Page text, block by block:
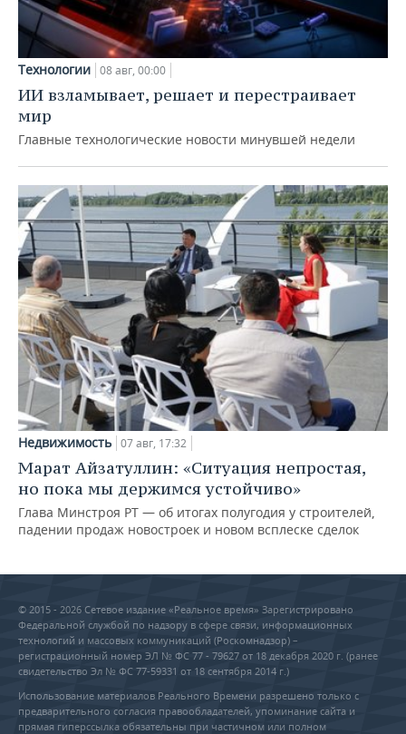
Технологии 08 авг, 00:00
ИИ взламывает, решает и перестраивает
мир
Главные технологические новости минувшей недели
Недвижимость 07 авг, 17:32
Марат Айзатуллин: «Ситуация непростая,
но пока мы держимся устойчиво»
Глава Минстроя РТ — об итогах полугодия у строителей,
падении продаж новостроек и новом всплеске сделок
© 2015 - 2026 Сетевое издание «Реальное время» Зарегистрировано
Федеральной службой по надзору в сфере связи, информационных
технологий и массовых коммуникаций (Роскомнадзор) –
регистрационный номер ЭЛ № ФС 77 - 79627 от 18 декабря 2020 г. (ранее
свидетельство Эл № ФС 77-59331 от 18 сентября 2014 г.)
Использование материалов Реального Времени разрешено только с
предварительного согласия правообладателей, упоминание сайта и
прямая гиперссылка обязательны при частичном или полном